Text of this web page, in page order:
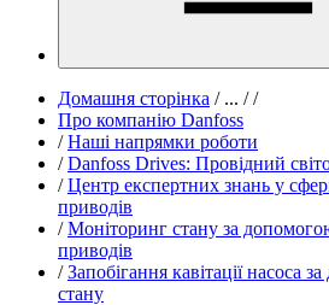
Домашня сторінка /... / /
Про компанію Danfoss
/ Наші напрямки роботи
/ Danfoss Drives: Провідний
/ Центр експертних знань у
приводів
/ Моніторинг стану за
приводів
/ Запобігання кавітації насоса
стану